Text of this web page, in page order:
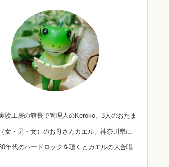
験工房の館長で管理人のKeroko。3人のおたま
女・男・女）のお母さんカエル。神奈川県に
年代のハードロックを聴くとカエルの大合唱